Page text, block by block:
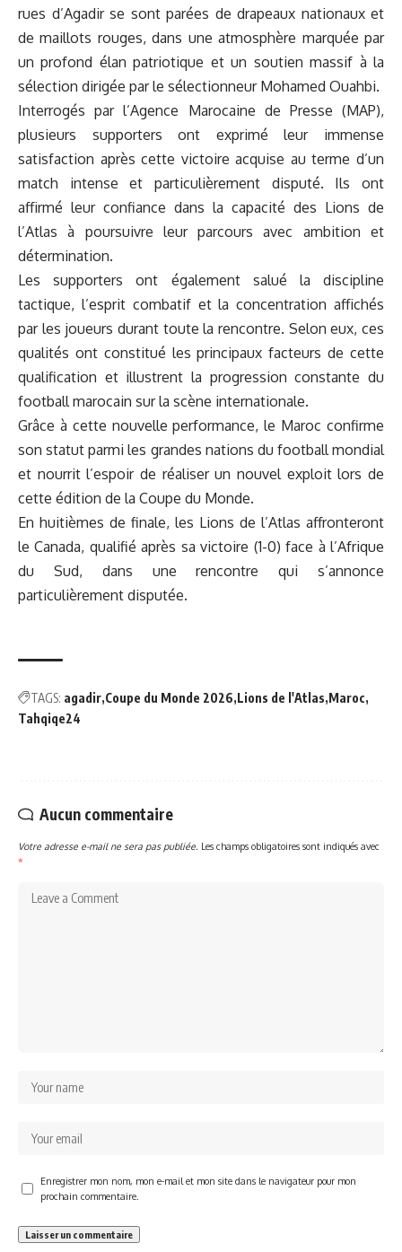
rues d’Agadir se sont parées de drapeaux nationaux et
de maillots rouges, dans une atmosphère marquée par
un profond élan patriotique et un soutien massif à la
sélection dirigée par le sélectionneur Mohamed Ouahbi.
Interrogés par l’Agence Marocaine de Presse (MAP),
plusieurs supporters ont exprimé leur immense
satisfaction après cette victoire acquise au terme d’un
match intense et particulièrement disputé. Ils ont
affirmé leur confiance dans la capacité des Lions de
l’Atlas à poursuivre leur parcours avec ambition et
détermination.
Les supporters ont également salué la discipline
tactique, l’esprit combatif et la concentration affichés
par les joueurs durant toute la rencontre. Selon eux, ces
qualités ont constitué les principaux facteurs de cette
qualification et illustrent la progression constante du
football marocain sur la scène internationale.
Grâce à cette nouvelle performance, le Maroc confirme
son statut parmi les grandes nations du football mondial
et nourrit l’espoir de réaliser un nouvel exploit lors de
cette édition de la Coupe du Monde.
En huitièmes de finale, les Lions de l’Atlas affronteront
le Canada, qualifié après sa victoire (1-0) face à l’Afrique
du Sud, dans une rencontre qui s’annonce
particulièrement disputée.
TAGS: agadir Coupe du Monde 2026 Lions de l'Atlas Maroc
Tahqiqe24
Aucun commentaire
Votre adresse e-mail ne sera pas publiée. Les champs obligatoires sont indiqués avec
*
Enregistrer mon nom, mon e-mail et mon site dans le navigateur pour mon
prochain commentaire.